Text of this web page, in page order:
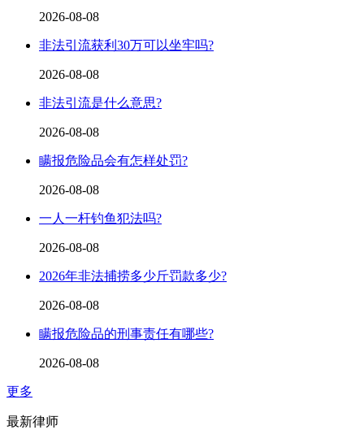
2026-08-08
非法引流获利30万可以坐牢吗?
2026-08-08
非法引流是什么意思?
2026-08-08
瞒报危险品会有怎样处罚?
2026-08-08
一人一杆钓鱼犯法吗?
2026-08-08
2026年非法捕捞多少斤罚款多少?
2026-08-08
瞒报危险品的刑事责任有哪些?
2026-08-08
更多
最新律师